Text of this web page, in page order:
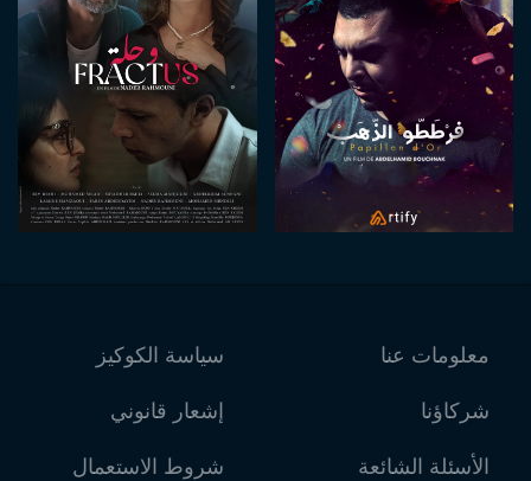
معلومات عنا
شركاؤنا
الأسئلة الشائعة
سياسة الكوكيز
إشعار قانوني
شروط الاستعمال